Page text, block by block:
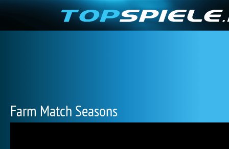
Farm Match Seasons